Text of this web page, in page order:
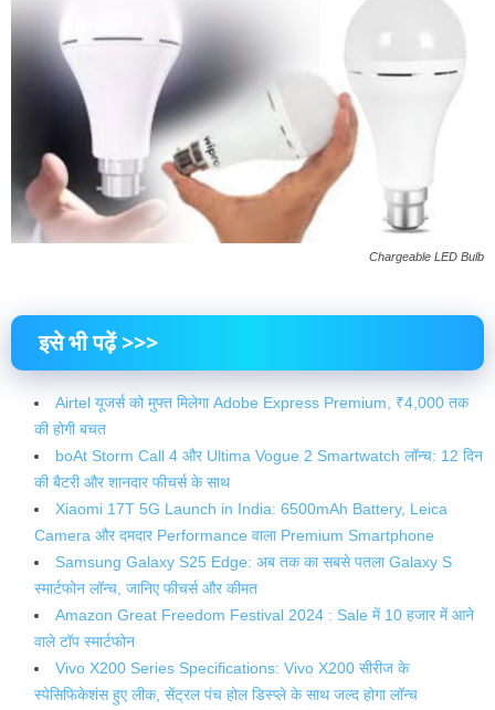
Chargeable LED Bulb
इसे भी पढ़ें >>>
Airtel यूजर्स को मुफ्त मिलेगा Adobe Express Premium, ₹4,000 तक
की होगी बचत
boAt Storm Call 4 और Ultima Vogue 2 Smartwatch लॉन्च: 12 दिन
की बैटरी और शानदार फीचर्स के साथ
Xiaomi 17T 5G Launch in India: 6500mAh Battery, Leica
Camera और दमदार Performance वाला Premium Smartphone
Samsung Galaxy S25 Edge: अब तक का सबसे पतला Galaxy S
स्मार्टफोन लॉन्च, जानिए फीचर्स और कीमत
Amazon Great Freedom Festival 2024 : Sale में 10 हजार में आने
वाले टॉप स्मार्टफोन
Vivo X200 Series Specifications: Vivo X200 सीरीज के
स्पेसिफिकेशंस हुए लीक, सेंट्रल पंच होल डिस्प्ले के साथ जल्द होगा लॉन्च